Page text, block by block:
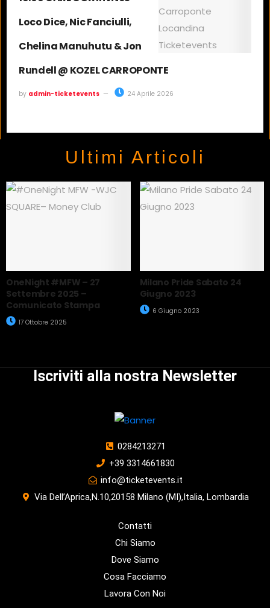
Loco Dice, Nic Fanciulli,
Chelina Manuhutu & Jon
Rundell @ KOZEL CARROPONTE
by admin-ticketevents 24 Aprile 2026
Ultimi Articoli
OneNight #MFW – 27
Settembre 2025 –
Comunicato Stampa
17 Ottobre 2025
Milano Pride Sabato 24
Giugno 2023
6 Giugno 2023
Iscriviti alla nostra Newsletter
0284213271
+39 3314661830
info@ticketevents.it
Via Dell’Aprica,N.10,20158 Milano (MI),Italia, Lombardia
Contatti
Chi Siamo
Dove Siamo
Cosa Facciamo
Lavora Con Noi